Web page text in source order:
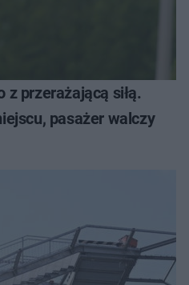
z przerażającą siłą.
pasażer walczy